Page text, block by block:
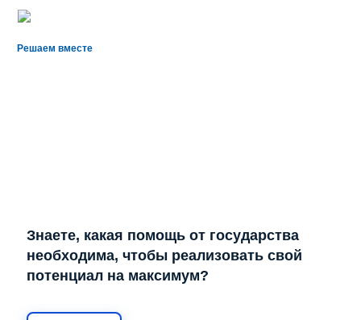
Решаем вместе
Знаете, какая помощь от государства
необходима, чтобы реализовать свой
потенциал на максимум?